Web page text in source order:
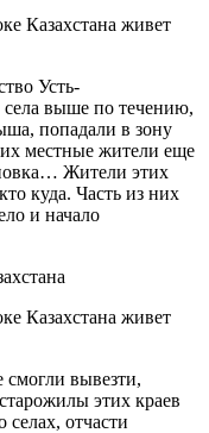
Усть-
выше по течению,
попадали в зону
местные жители еще
Жители этих
куда. Часть из них
и начало
вывезти,
этих краев
отчасти